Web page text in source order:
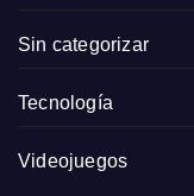
Sin categorizar
Tecnología
Videojuegos